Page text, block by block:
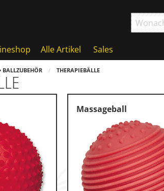
Alle Artikel
Sales
• WIBA SPORT
• Faustball
• Ballzubehör
Sports
• Funktional Training
• Handballtore
BALLZUBEHÖR THERAPIEBÄLLE
Massageball